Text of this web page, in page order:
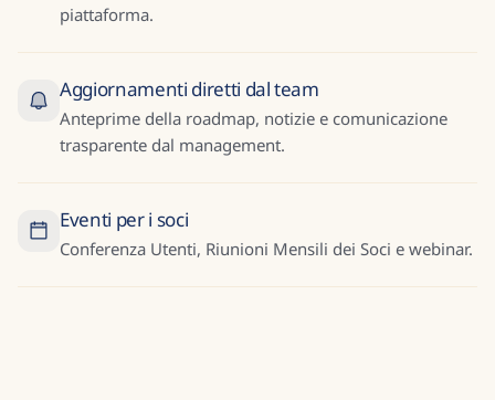
piattaforma.
Aggiornamenti diretti dal team
Anteprime della roadmap, notizie e comunicazione
trasparente dal management.
Eventi per i soci
Conferenza Utenti, Riunioni Mensili dei Soci e webinar.